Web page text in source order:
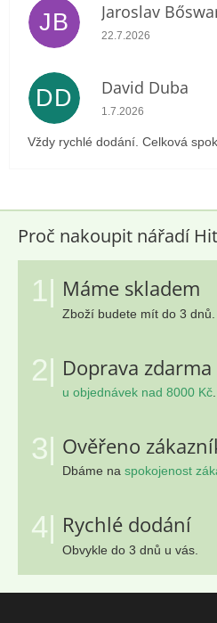
JB Jaroslav
Hodnocení obchodu
22.7.2026
DD David Duba
Hodnocení obchodu
1.7.2026
Vždy rychlé dodání. Celková
Proč nakoupit nářadí
1| Máme skladem
Zboží budete mít do 3 dnů.
2| Doprava zdarma
u objednávek nad 8000 Kč.
3| Ověřeno
Dbáme na spokojenost
4| Rychlé dodání
Obvykle do 3 dnů u vás.
Z